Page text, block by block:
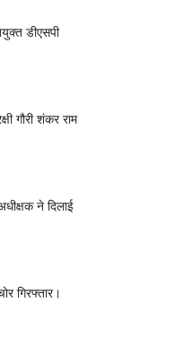
डीएसपी
गौरी शंकर राम
ने दिलाई
गिरफ्तार।